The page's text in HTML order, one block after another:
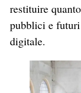
restituire
pubblici e
digitale.